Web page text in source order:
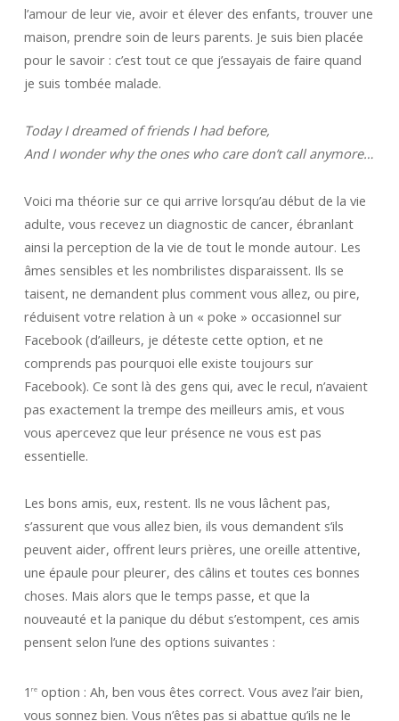
l’amour de leur vie, avoir et élever des enfants, trouver une
maison, prendre soin de leurs parents. Je suis bien placée
pour le savoir : c’est tout ce que j’essayais de faire quand
je suis tombée malade.
Today I dreamed of friends I had before,
And I wonder why the ones who care don’t call anymore…
Voici ma théorie sur ce qui arrive lorsqu’au début de la vie
adulte, vous recevez un diagnostic de cancer, ébranlant
ainsi la perception de la vie de tout le monde autour. Les
âmes sensibles et les nombrilistes disparaissent. Ils se
taisent, ne demandent plus comment vous allez, ou pire,
réduisent votre relation à un « poke » occasionnel sur
Facebook (d’ailleurs, je déteste cette option, et ne
comprends pas pourquoi elle existe toujours sur
Facebook). Ce sont là des gens qui, avec le recul, n’avaient
pas exactement la trempe des meilleurs amis, et vous
vous apercevez que leur présence ne vous est pas
essentielle.
Les bons amis, eux, restent. Ils ne vous lâchent pas,
s’assurent que vous allez bien, ils vous demandent s’ils
peuvent aider, offrent leurs prières, une oreille attentive,
une épaule pour pleurer, des câlins et toutes ces bonnes
choses. Mais alors que le temps passe, et que la
nouveauté et la panique du début s’estompent, ces amis
pensent selon l’une des options suivantes :
1 reoption : Ah, ben vous êtes correct. Vous avez l’air bien,
vous sonnez bien. Vous n’êtes pas si abattue qu’ils ne le